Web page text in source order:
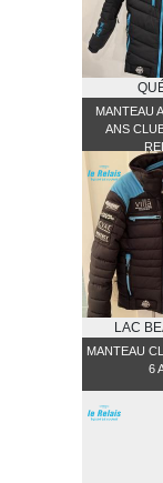
MANTEAU
ANS
LAC
MANTEAU
6